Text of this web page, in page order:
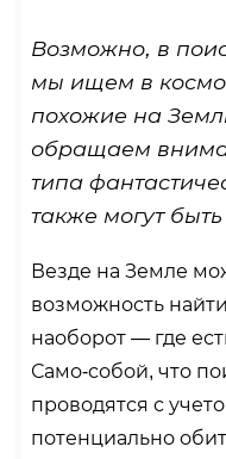
Возможно, в
мы ищем в
похожие на
обращаем
типа
также могут
Везде на Земле
возможность
наоборот — где
Само-собой, что
проводятся с
потенциально